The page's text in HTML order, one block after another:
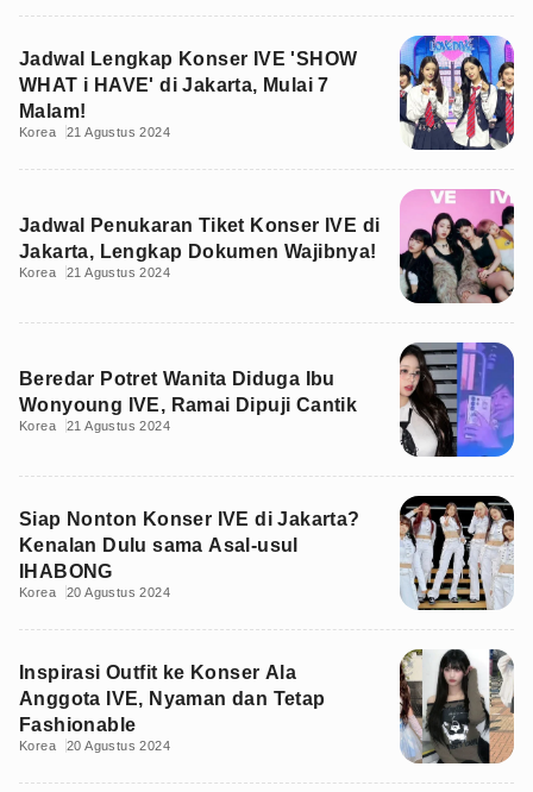
Jadwal Lengkap Konser IVE 'SHOW
WHAT i HAVE' di Jakarta, Mulai 7
Malam!
Korea 21 Agustus 2024
Jadwal Penukaran Tiket Konser IVE di
Jakarta, Lengkap Dokumen Wajibnya!
Korea 21 Agustus 2024
Beredar Potret Wanita Diduga Ibu
Wonyoung IVE, Ramai Dipuji Cantik
Korea 21 Agustus 2024
Siap Nonton Konser IVE di Jakarta?
Kenalan Dulu sama Asal-usul
IHABONG
Korea 20 Agustus 2024
Inspirasi Outfit ke Konser Ala
Anggota IVE, Nyaman dan Tetap
Fashionable
Korea 20 Agustus 2024